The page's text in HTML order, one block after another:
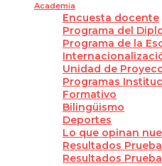
Academia
Encuesta docente
Programa del
Programa de la
Unidad de
Programas
Formativo
Bilingüismo
Deportes
Lo que opinan
Resultados
Resultados